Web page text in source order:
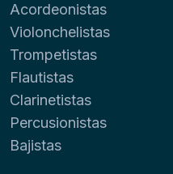
Acordeonistas
Violonchelistas
Trompetistas
Flautistas
Clarinetistas
Percusionistas
Bajistas